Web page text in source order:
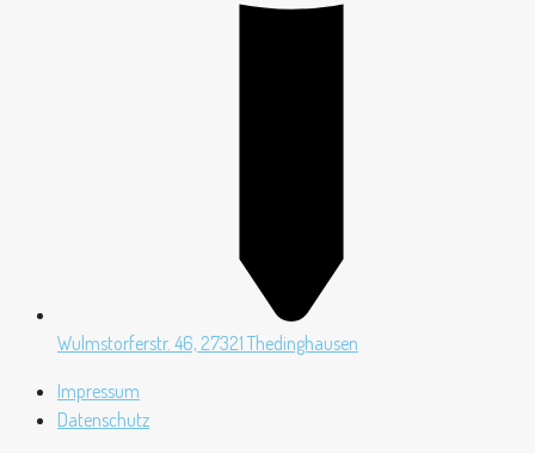
Wulmstorferstr. 46, 27321 Thedinghausen
Impressum
Datenschutz